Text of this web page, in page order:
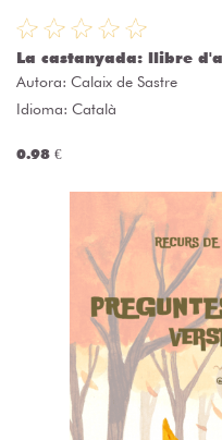
La castanyada: llibre
Autora: Calaix de Sastre
Idioma: Català
0.98 €